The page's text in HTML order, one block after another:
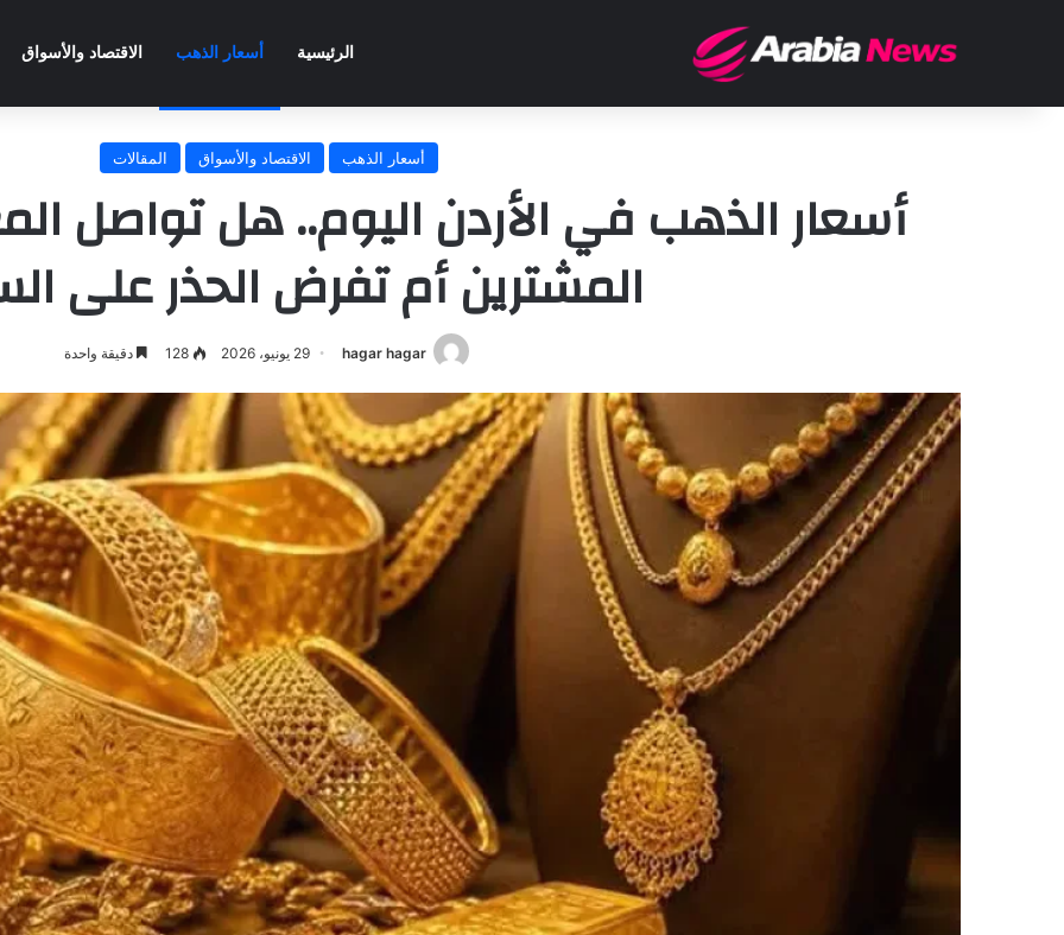
الرئيسية أسعار الذهب الاقتصاد والأسواق
أسعار الذهب الاقتصاد والأسواق المقالات
أسعار الذهب في الأردن اليوم.. هل تواصل
المشترين أم تفرض الحذر على
hagar hagar 29 يونيو، 2026 128 دقيقة واحدة